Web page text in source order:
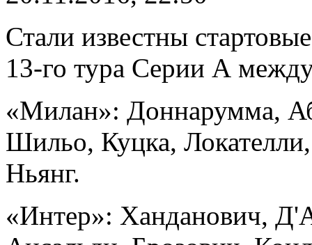
Стали известны
13-го тура Серии А
«Милан»: Доннарумма,
Шильо, Куцка,
Ньянг.
«Интер»: Ханданович,